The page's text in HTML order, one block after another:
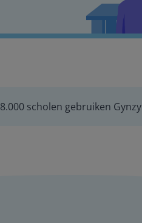
8.000 scholen gebruiken Gynzy